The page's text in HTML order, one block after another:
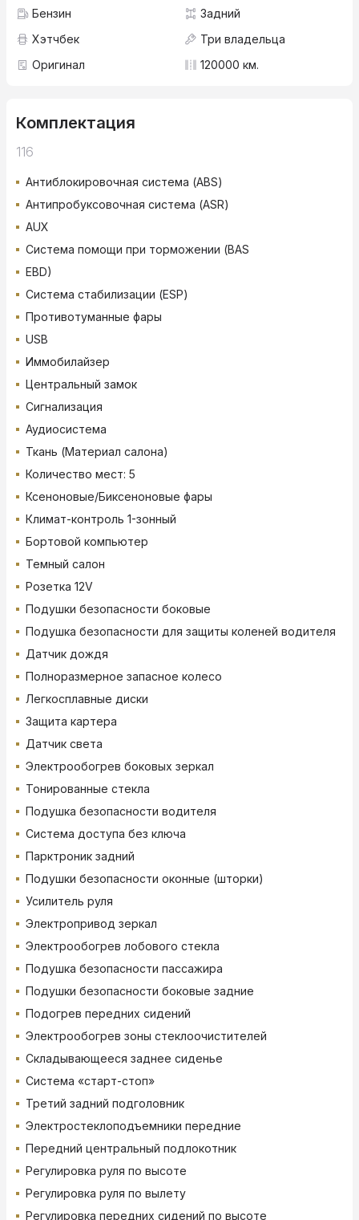
Бензин
Задний
Хэтчбек
Три владельца
Оригинал
120000 км.
Комплектация
116
Антиблокировочная система (ABS)
Антипробуксовочная система (ASR)
AUX
Система помощи при торможении (BAS
EBD)
Система стабилизации (ESP)
Противотуманные фары
USB
Иммобилайзер
Центральный замок
Сигнализация
Аудиосистема
Ткань (Материал салона)
Количество мест: 5
Ксеноновые/Биксеноновые фары
Климат-контроль 1-зонный
Бортовой компьютер
Темный салон
Розетка 12V
Подушки безопасности боковые
Подушка безопасности для защиты коленей водителя
Датчик дождя
Полноразмерное запасное колесо
Легкосплавные диски
Защита картера
Датчик света
Электрообогрев боковых зеркал
Тонированные стекла
Подушка безопасности водителя
Система доступа без ключа
Парктроник задний
Подушки безопасности оконные (шторки)
Усилитель руля
Электропривод зеркал
Электрообогрев лобового стекла
Подушка безопасности пассажира
Подушки безопасности боковые задние
Подогрев передних сидений
Электрообогрев зоны стеклоочистителей
Складывающееся заднее сиденье
Система «старт-стоп»
Третий задний подголовник
Электростеклоподъемники передние
Передний центральный подлокотник
Регулировка руля по высоте
Регулировка руля по вылету
Регулировка передних сидений по высоте